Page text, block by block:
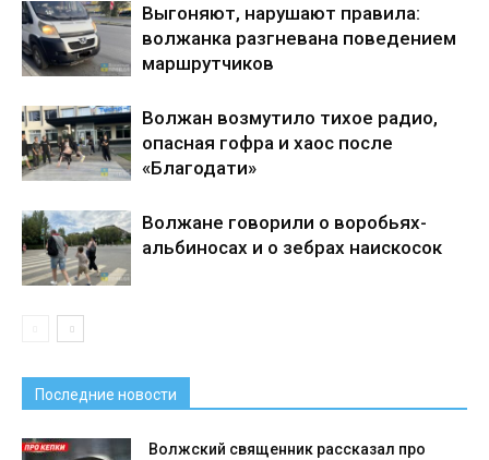
Выгоняют, нарушают правила:
волжанка разгневана поведением
маршрутчиков
Волжан возмутило тихое радио,
опасная гофра и хаос после
«Благодати»
Волжане говорили о воробьях-
альбиносах и о зебрах наискосок
Последние новости
Волжский священник рассказал про